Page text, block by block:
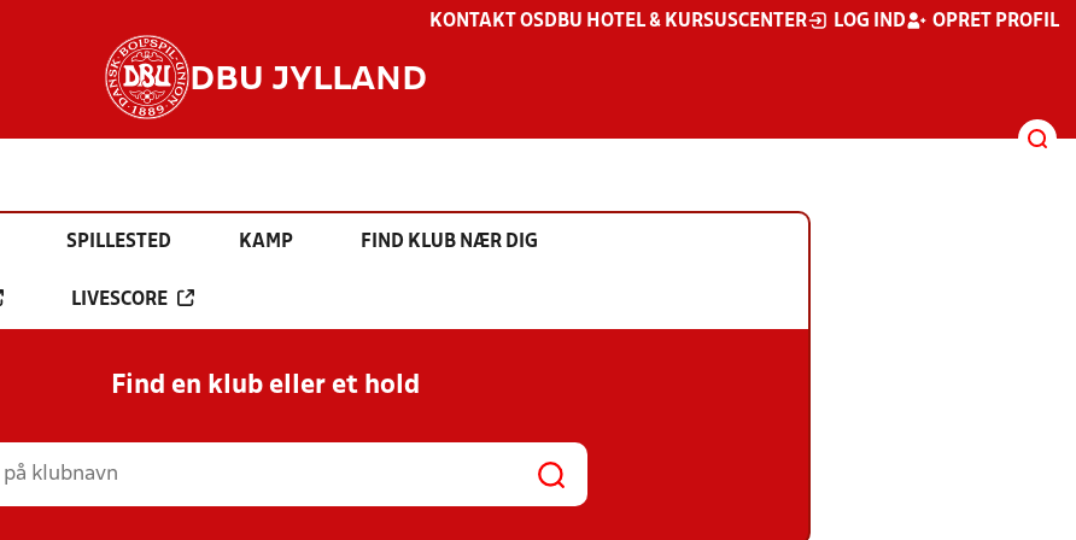
KONTAKT OS DBU HOTEL & KURSUSCENTER LOG IND OPRET PROFIL
DBU JYLLAND
SPILLESTED KAMP FIND KLUB NÆR DIG
LIVESCORE
Find en klub eller et hold